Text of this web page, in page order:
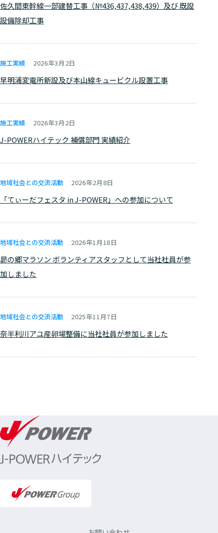
佐久間東幹線一部建替工事（№436,437,438,439）及び 既設
設備除却工事
施工実績 2026年3月2日
早明浦変電所新設及び本山線キュービクル設置工事
施工実績 2026年3月2日
J-POWERハイテック 補償部門 実績紹介
地域社会との交流活動 2026年2月8日
「てぃーだフェスタ in J-POWER」への参加について
地域社会との交流活動 2026年1月18日
昴の郷マラソン ボランティアスタッフとして当社社員が参
加しました
地域社会との交流活動 2025年11月7日
奈半利川アユ産卵場整備に当社社員が参加しました